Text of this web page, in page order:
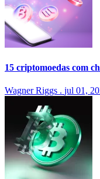
15 criptomoedas com
Wagner Riggs . jul 01,